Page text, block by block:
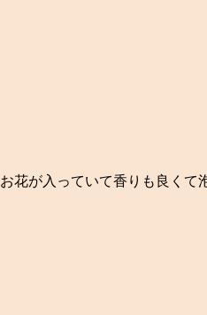
花が入っていて香りも良くて